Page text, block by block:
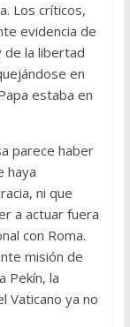
Los críticos,
evidencia de
de la libertad
en
estaba en
parece haber
haya
ni que
a actuar fuera
con Roma.
misión de
Pekín, la
Vaticano ya no